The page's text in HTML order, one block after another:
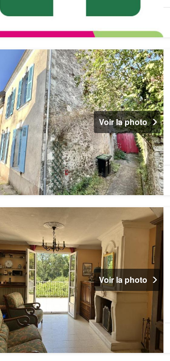
Voir la photo
Voir la photo